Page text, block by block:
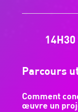
Parcours
Comment
œuvre un